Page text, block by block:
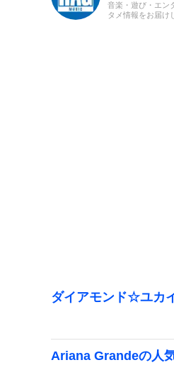
音楽・遊び・エン
タメ情報をお届け
ダイアモンド☆ユカ
Ariana Grandeの人